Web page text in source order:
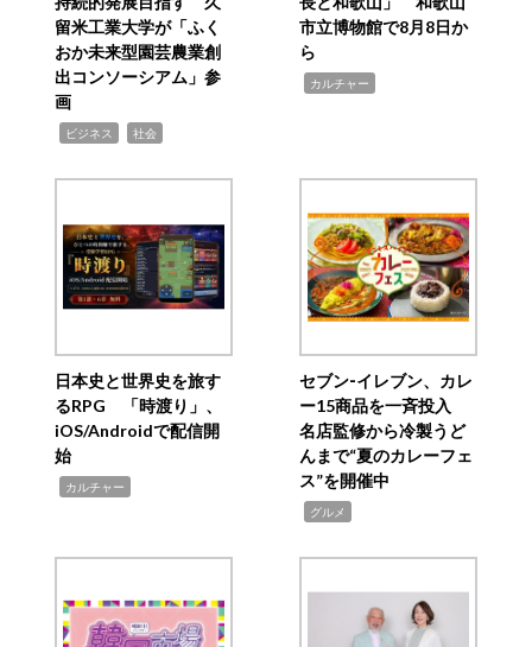
留米工業大学が「ふく
おか未来型園芸農業創
出コンソーシアム」参
画
ビジネス 社会
市立博物館で8月8日か
ら
カルチャー
日本史と世界史を旅す
るRPG 「時渡り」、
iOS/Androidで配信開
始
カルチャー
セブン‐イレブン、カレ
ー15商品を一斉投入
名店監修から冷製うど
んまで“夏のカレーフェ
ス”を開催中
グルメ